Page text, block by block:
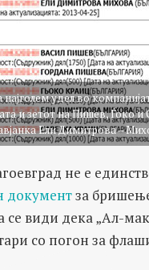
удел во
и зетот на Пишев, Ѓоко
Ели Димитрова –
не е
документза
види дека „Ал-
со погон за